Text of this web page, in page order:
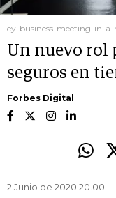
ey-business-meeting-in-a-
Un nuevo rol
seguros en
Forbes Digital
2 Junio de 2020 20.00